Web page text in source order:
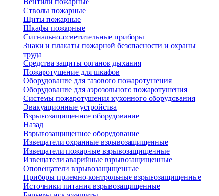
Вентили пожарные
Стволы пожарные
Щиты пожарные
Шкафы пожарные
Сигнально-осветительные приборы
Знаки и плакаты пожарной безопасности и охраны
труда
Средства защиты органов дыхания
Пожаротушение для шкафов
Оборудование для газового пожаротушения
Оборудование для аэрозольного пожаротушения
Системы пожаротушения кухонного оборудования
Эвакуационные устройства
Взрывозащищенное оборудование
Назад
Взрывозащищенное оборудование
Извещатели охранные взрывозащищенные
Извещатели пожарные взрывозащищенные
Извещатели аварийные взрывозащищенные
Оповещатели взрывозащищенные
Приборы приемно-контрольные взрывозащищенные
Источники питания взрывозащищенные